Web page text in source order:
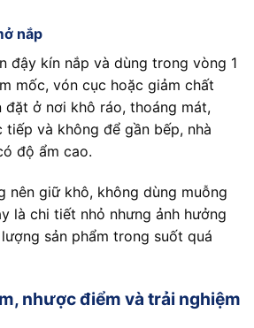
nắp
đậy kín nắp và dùng trong vòng 1
mốc, vón cục hoặc giảm chất
đặt ở nơi khô ráo, thoáng mát,
tiếp và không để gần bếp, nhà
độ ẩm cao.
nên giữ khô, không dùng muỗng
là chi tiết nhỏ nhưng ảnh hưởng
sản phẩm trong suốt quá
nhược điểm và trải nghiệm